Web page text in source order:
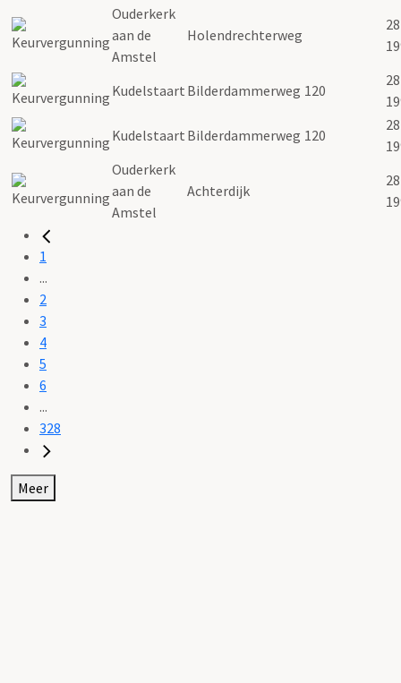
Ouderkerk
aan de
Amstel
Holendrechterweg
Kudelstaart Bilderdammerweg 120
Kudelstaart Bilderdammerweg 120
Ouderkerk
aan de
Amstel
Achterdijk
1
...
2
3
4
5
6
...
328
Meer